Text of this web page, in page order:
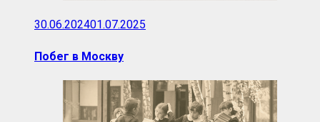
30.06.202401.07.2025
Побег в Москву